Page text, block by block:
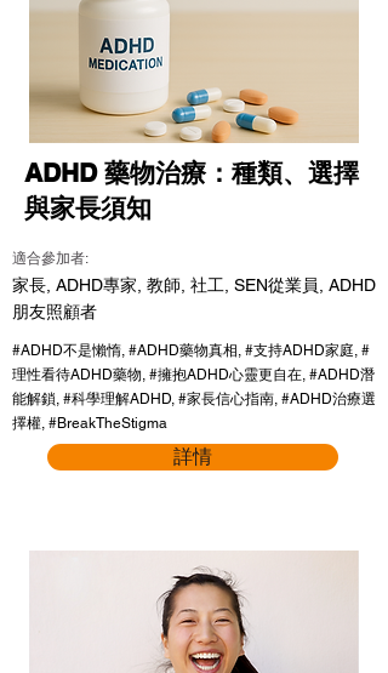
ADHD 藥物治療：種類、選擇
與家長須知
適合參加者:
家長, ADHD專家, 教師, 社工, SEN從業員, ADHD
朋友照顧者
#ADHD不是懶惰, #ADHD藥物真相, #支持ADHD家庭, #
理性看待ADHD藥物, #擁抱ADHD心靈更自在, #ADHD潛
能解鎖, #科學理解ADHD, #家長信心指南, #ADHD治療選
擇權, #BreakTheStigma
詳情